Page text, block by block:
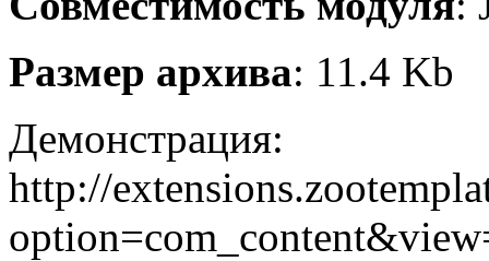
Размер архива: 11.4 Kb
Демонстрация:
http://